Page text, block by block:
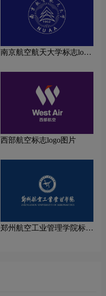
南京航空航天大学标志logo
西部航空标志logo图片
郑州航空工业管理学院标志